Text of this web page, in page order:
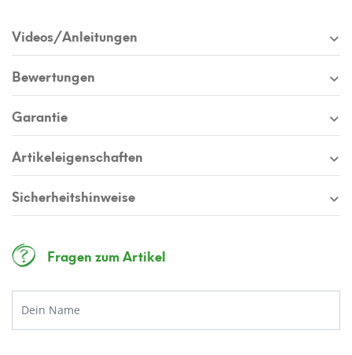
Videos/Anleitungen
Bewertungen
Garantie
Artikeleigenschaften
Sicherheitshinweise
Fragen zum Artikel